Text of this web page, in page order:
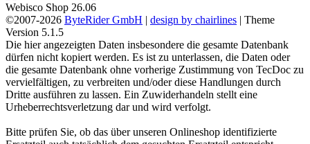
Webisco Shop 26.06
©2007-2026 ByteRider GmbH | design by chairlines | Theme
Version 5.1.5
Die hier angezeigten Daten insbesondere die gesamte Datenbank
dürfen nicht kopiert werden. Es ist zu unterlassen, die Daten oder
die gesamte Datenbank ohne vorherige Zustimmung von TecDoc zu
vervielfältigen, zu verbreiten und/oder diese Handlungen durch
Dritte ausführen zu lassen. Ein Zuwiderhandeln stellt eine
Urheberrechtsverletzung dar und wird verfolgt.
Bitte prüfen Sie, ob das über unseren Onlineshop identifizierte